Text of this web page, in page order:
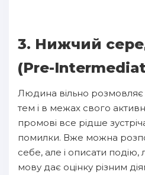
3. Нижчий
(Pre-
Людина вільно
тем і в межах свого
промові все рідше
помилки. Вже можна
себе, але і описати
мову дає оцінку різним